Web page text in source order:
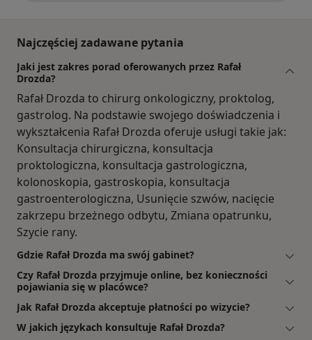
Najczęściej zadawane pytania
Jaki jest zakres porad oferowanych przez Rafał
Drozda?
Rafał Drozda to chirurg onkologiczny, proktolog,
gastrolog. Na podstawie swojego doświadczenia i
wykształcenia Rafał Drozda oferuje usługi takie jak:
Konsultacja chirurgiczna, konsultacja
proktologiczna, konsultacja gastrologiczna,
kolonoskopia, gastroskopia, konsultacja
gastroenterologiczna, Usunięcie szwów, nacięcie
zakrzepu brzeżnego odbytu, Zmiana opatrunku,
Szycie rany.
Gdzie Rafał Drozda ma swój gabinet?
Czy Rafał Drozda przyjmuje online, bez konieczności
pojawiania się w placówce?
Jak Rafał Drozda akceptuje płatności po wizycie?
W jakich językach konsultuje Rafał Drozda?